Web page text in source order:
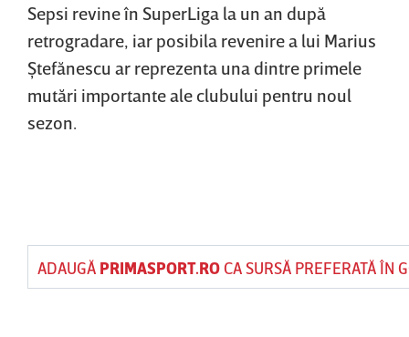
Sepsi revine în SuperLiga la un an după
retrogradare, iar posibila revenire a lui Marius
Ştefănescu ar reprezenta una dintre primele
mutări importante ale clubului pentru noul
sezon.
ADAUGĂ PRIMASPORT.ROCA SURSĂ PREFERATĂ ÎN